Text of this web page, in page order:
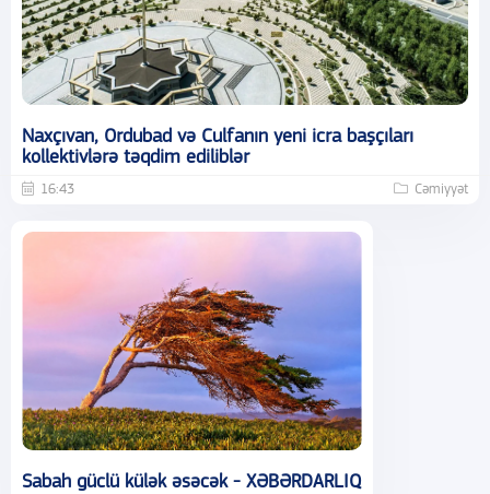
Naxçıvan, Ordubad və Culfanın yeni icra başçıları
kollektivlərə təqdim ediliblər
16:43 Cəmiyyət
Sabah güclü külək əsəcək - XƏBƏRDARLIQ